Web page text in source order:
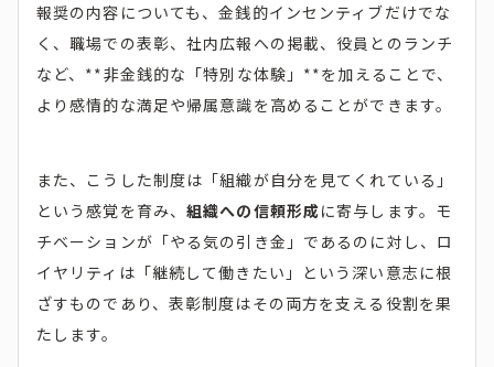
報奨の内容についても、金銭的インセンティブだけでな
く、職場での表彰、社内広報への掲載、役員とのランチ
など、**非金銭的な「特別な体験」**を加えることで、
より感情的な満足や帰属意識を高めることができます。
また、こうした制度は「組織が自分を見てくれている」
という感覚を育み、組織への信頼形成に寄与します。モ
チベーションが「やる気の引き金」であるのに対し、ロ
イヤリティは「継続して働きたい」という深い意志に根
ざすものであり、表彰制度はその両方を支える役割を果
たします。